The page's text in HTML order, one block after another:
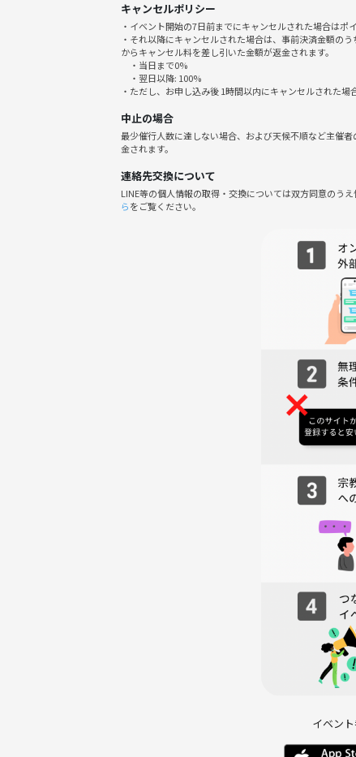
⚠️注意事項⚠️
下記の行為はご遠慮ください。
・勧誘・営業・告知・引き抜き・しつこいナンパ・
・過度なナンパ行為や迷惑行為
・開催内容や風景写真、動画のSNS等への無許可
サークルやイベントの輪を乱す行動をする方、運
わしくないと判断した方は、参加をお断りする場合
ボードゲームの楽しさ、一緒に分かち合いません
ご参加お待ちしています！
キャンセルポリシー
・イベント開始の7日前までにキャンセルされた場合はポ
・それ以降にキャンセルされた場合は、事前決済金額の
からキャンセル料を差し引いた金額が返金されます。
・当日まで0%
・翌日以降: 100%
・ただし、お申し込み後 1時間以内にキャンセルされた場
中止の場合
最少催行人数に達しない場合、および天候不順など主催
金されます。
連絡先交換について
LINE等の個人情報の取得・交換については双方同意のう
らをご覧ください。
イベン